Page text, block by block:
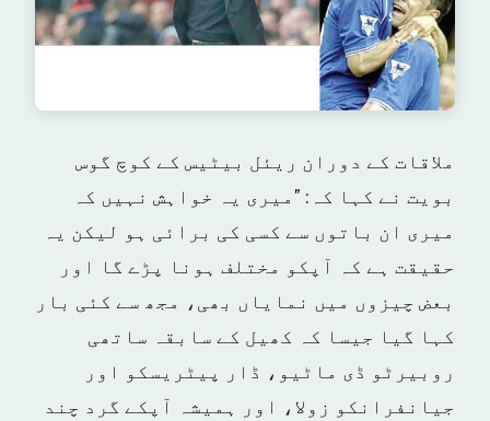
ملاقات کے دوران ریئل بیٹیس کے کوچ گوس
بویت نے کہا کہ: "میری یہ خواہش نہیں کہ
میری ان باتوں سے کسی کی برائی ہو لیکن یہ
حقیقت ہے کہ آپکو مختلف ہونا پڑے گا اور
بعض چیزوں میں نمایاں بھی، مجھ سے کئی بار
کہا گیا جیسا کہ کھیل کے سابقہ ساتھی
روبیرٹو ڈی ماٹیو، ڈار پیٹریسکو اور
جیانفرانکو زولا، اور ہمیشہ آپکے گرد چند